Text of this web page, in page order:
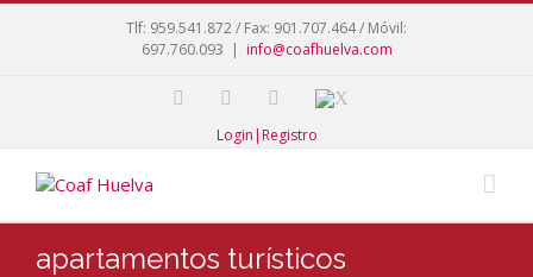
Tlf: 959.541.872 / Fax: 901.707.464 / Móvil:
697.760.093 | info@coafhuelva.com
Login|Registro
apartamentos turísticos